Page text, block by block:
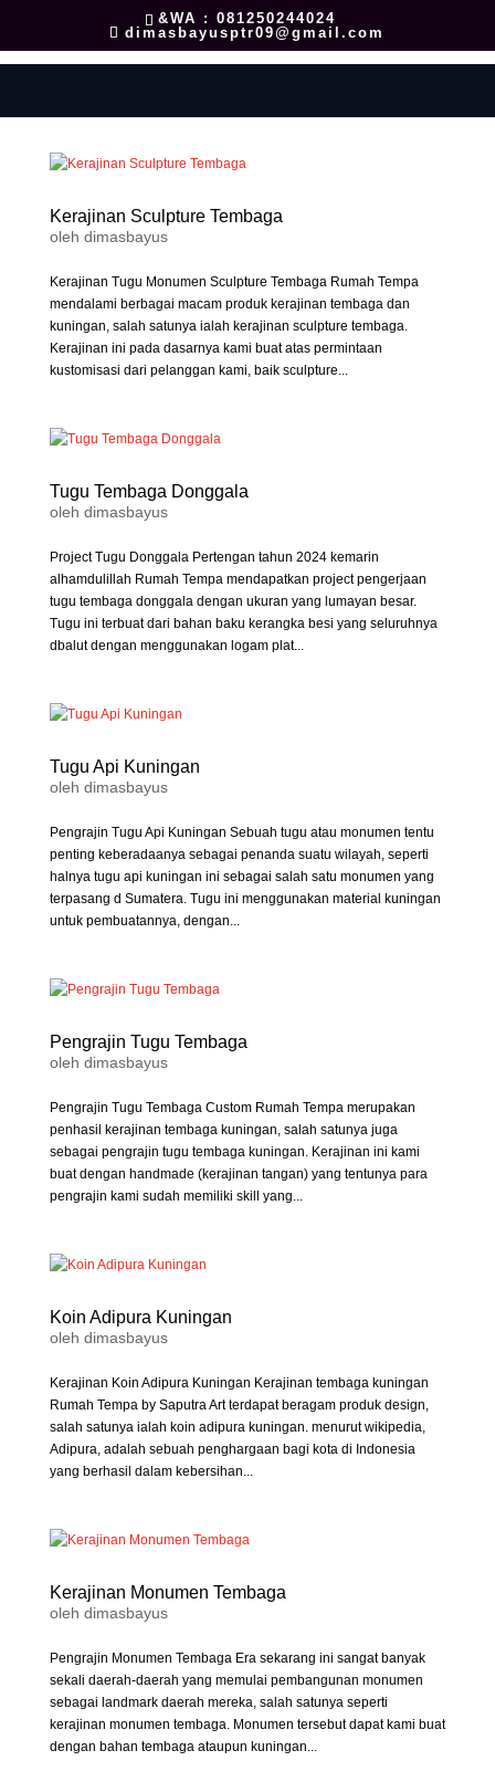
&WA : 081250244024
dimasbayusptr09@gmail.com
Kerajinan Sculpture Tembaga
oleh dimasbayus
Kerajinan Tugu Monumen Sculpture Tembaga Rumah Tempa
mendalami berbagai macam produk kerajinan tembaga dan
kuningan, salah satunya ialah kerajinan sculpture tembaga.
Kerajinan ini pada dasarnya kami buat atas permintaan
kustomisasi dari pelanggan kami, baik sculpture...
Tugu Tembaga Donggala
oleh dimasbayus
Project Tugu Donggala Pertengan tahun 2024 kemarin
alhamdulillah Rumah Tempa mendapatkan project pengerjaan
tugu tembaga donggala dengan ukuran yang lumayan besar.
Tugu ini terbuat dari bahan baku kerangka besi yang seluruhnya
dbalut dengan menggunakan logam plat...
Tugu Api Kuningan
oleh dimasbayus
Pengrajin Tugu Api Kuningan Sebuah tugu atau monumen tentu
penting keberadaanya sebagai penanda suatu wilayah, seperti
halnya tugu api kuningan ini sebagai salah satu monumen yang
terpasang d Sumatera. Tugu ini menggunakan material kuningan
untuk pembuatannya, dengan...
Pengrajin Tugu Tembaga
oleh dimasbayus
Pengrajin Tugu Tembaga Custom Rumah Tempa merupakan
penhasil kerajinan tembaga kuningan, salah satunya juga
sebagai pengrajin tugu tembaga kuningan. Kerajinan ini kami
buat dengan handmade (kerajinan tangan) yang tentunya para
pengrajin kami sudah memiliki skill yang...
Koin Adipura Kuningan
oleh dimasbayus
Kerajinan Koin Adipura Kuningan Kerajinan tembaga kuningan
Rumah Tempa by Saputra Art terdapat beragam produk design,
salah satunya ialah koin adipura kuningan. menurut wikipedia,
Adipura, adalah sebuah penghargaan bagi kota di Indonesia
yang berhasil dalam kebersihan...
Kerajinan Monumen Tembaga
oleh dimasbayus
Pengrajin Monumen Tembaga Era sekarang ini sangat banyak
sekali daerah-daerah yang memulai pembangunan monumen
sebagai landmark daerah mereka, salah satunya seperti
kerajinan monumen tembaga. Monumen tersebut dapat kami buat
dengan bahan tembaga ataupun kuningan...